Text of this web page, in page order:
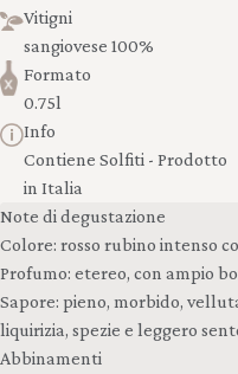
Vitigni
sangiovese 100%
Formato
0.75l
Info
Contiene Solfiti - Prodotto
in Italia
Note di degustazione
Colore: rosso rubino intenso
Profumo: etereo, con ampio
Sapore: pieno, morbido,
liquirizia, spezie e leggero
Abbinamenti